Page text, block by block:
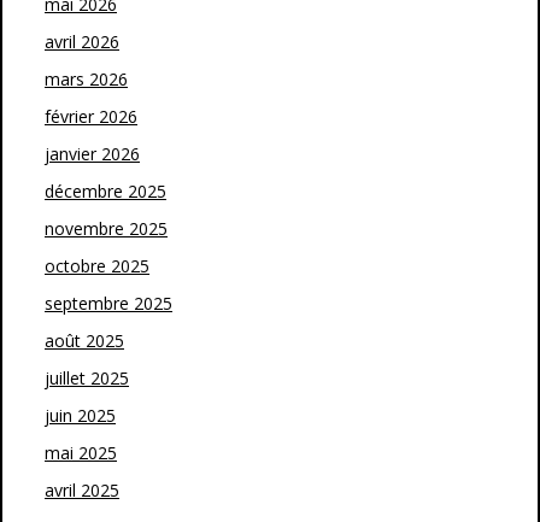
avril 2026
mars 2026
février 2026
janvier 2026
décembre 2025
novembre 2025
octobre 2025
septembre 2025
août 2025
juillet 2025
juin 2025
mai 2025
avril 2025